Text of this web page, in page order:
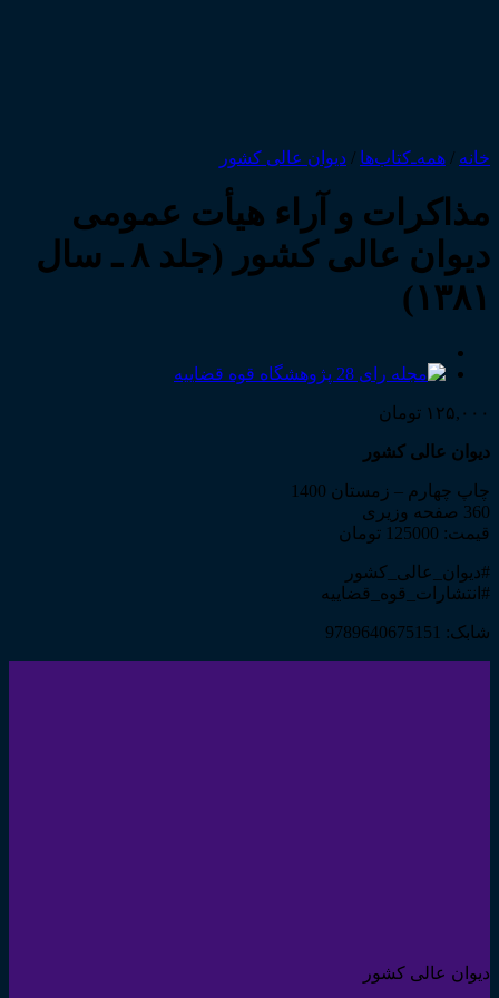
خانه / همه‌ـ‌کتاب‌ها / دیوان عالی کشور
مذاکرات و آراء هیأت عمومی
دیوان عالی کشور (جلد ۸ ـ سال
۱۳۸۱)
۱۲۵,۰۰۰ تومان
دیوان عالی کشور
چاپ چهارم – زمستان 1400
360 صفحه وزیری
قیمت: 125000 تومان
#دیوان_عالی_کشور
#انتشارات_قوه_قضاییه
شابک: 9789640675151
دیوان عالی کشور